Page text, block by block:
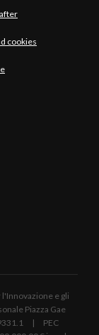
cookies
e gli
Piazza Gae
| PEC